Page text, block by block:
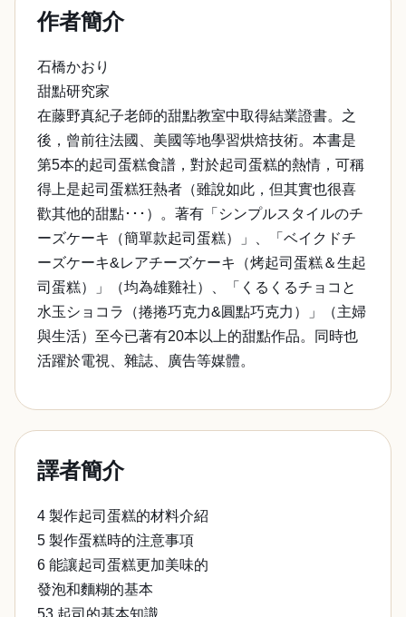
作者簡介
石橋かおり
甜點研究家
在藤野真紀子老師的甜點教室中取得結業證書。之
後，曾前往法國、美國等地學習烘焙技術。本書是
第5本的起司蛋糕食譜，對於起司蛋糕的熱情，可稱
得上是起司蛋糕狂熱者（雖說如此，但其實也很喜
歡其他的甜點･･･）。著有「シンプルスタイルのチ
ーズケーキ（簡單款起司蛋糕）」、「ベイクドチ
ーズケーキ&レアチーズケーキ（烤起司蛋糕＆生起
司蛋糕）」（均為雄雞社）、「くるくるチョコと
水玉ショコラ（捲捲巧克力&圓點巧克力）」（主婦
與生活）至今已著有20本以上的甜點作品。同時也
活躍於電視、雜誌、廣告等媒體。
譯者簡介
4 製作起司蛋糕的材料介紹
5 製作蛋糕時的注意事項
6 能讓起司蛋糕更加美味的
發泡和麵糊的基本
53 起司的基本知識